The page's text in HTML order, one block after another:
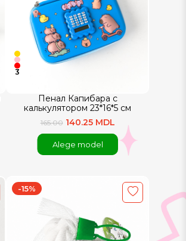
Пенал Капибара с
калькулятором 23*16*5 см
3
165.00 140.25 MDL
Alege model
-15%